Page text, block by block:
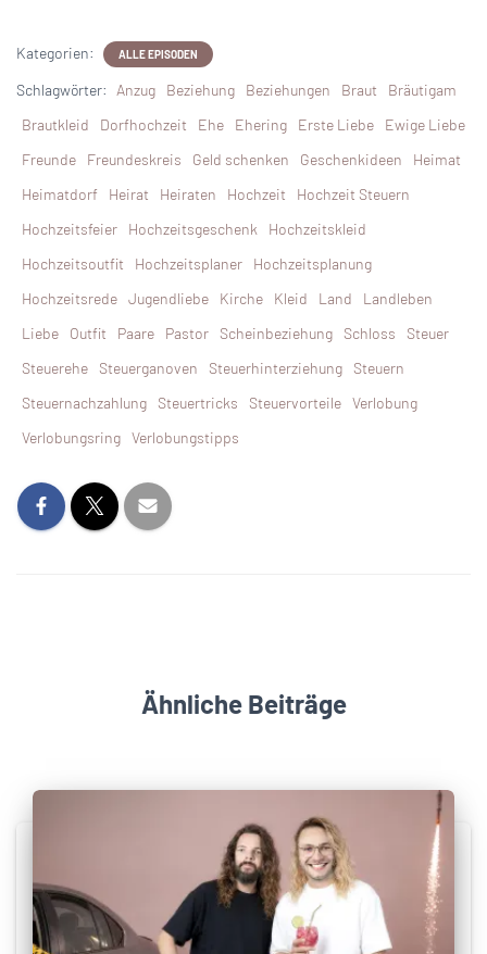
Kategorien: ALLE EPISODEN
Schlagwörter: Anzug Beziehung Beziehungen Braut
Bräutigam
Brautkleid
Dorfhochzeit Ehe Ehering Erste Liebe
Ewige Liebe
Freunde
Freundeskreis Geld schenken Geschenkideen
Heimat
Heimatdorf
Heirat Heiraten Hochzeit
Hochzeit Steuern
Hochzeitsfeier
Hochzeitsgeschenk
Hochzeitskleid
Hochzeitsoutfit
Hochzeitsplaner
Hochzeitsplanung
Hochzeitsrede Jugendliebe Kirche Kleid Land
Landleben
Liebe
Outfit Paare Pastor Scheinbeziehung Schloss
Steuer
Steuerehe Steuerganoven Steuerhinterziehung Steuern
Steuernachzahlung Steuertricks Steuervorteile Verlobung
Verlobungsring Verlobungstipps
Ähnliche Beiträge